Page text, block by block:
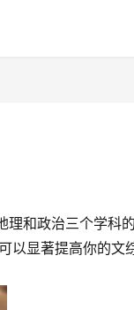
理和政治三个学科
以显著提高你的文